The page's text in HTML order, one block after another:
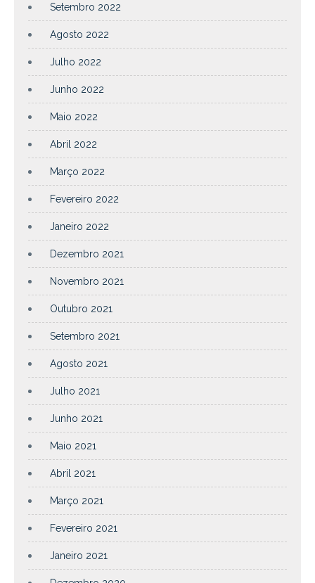
Setembro 2022
Agosto 2022
Julho 2022
Junho 2022
Maio 2022
Abril 2022
Março 2022
Fevereiro 2022
Janeiro 2022
Dezembro 2021
Novembro 2021
Outubro 2021
Setembro 2021
Agosto 2021
Julho 2021
Junho 2021
Maio 2021
Abril 2021
Março 2021
Fevereiro 2021
Janeiro 2021